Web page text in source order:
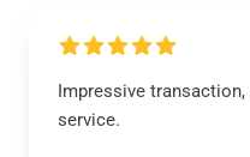
Impressive
service.